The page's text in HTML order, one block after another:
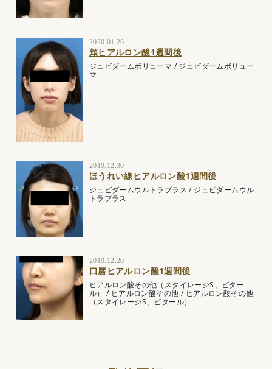
2020.01.26
頬ヒアルロン酸1週間後
ジュビダームボリューマ /ジュビダームボリュー
マ
2019.12.30
ほうれい線ヒアルロン酸1週間後
ジュビダームウルトラプラス / ジュビダームウル
トラプラス
2019.12.20
口唇ヒアルロン酸1週間後
ヒアルロン酸その他（スタイレージS、ビター
ル）
/ ヒアルロン酸その他 / ヒアルロン酸その他
（スタイレージS、ビタール）